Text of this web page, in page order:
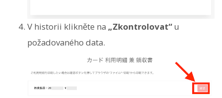
V historii klikněte na „Zkontrolovat“u
požadovaného data.